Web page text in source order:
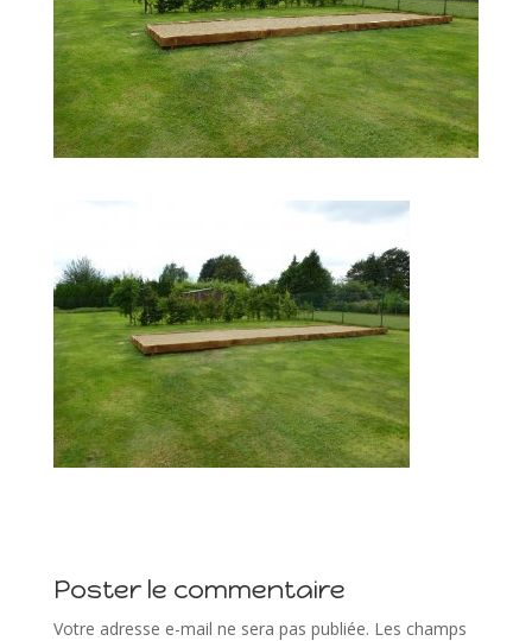
Poster le commentaire
Votre adresse e-mail ne sera pas publiée. Les champs